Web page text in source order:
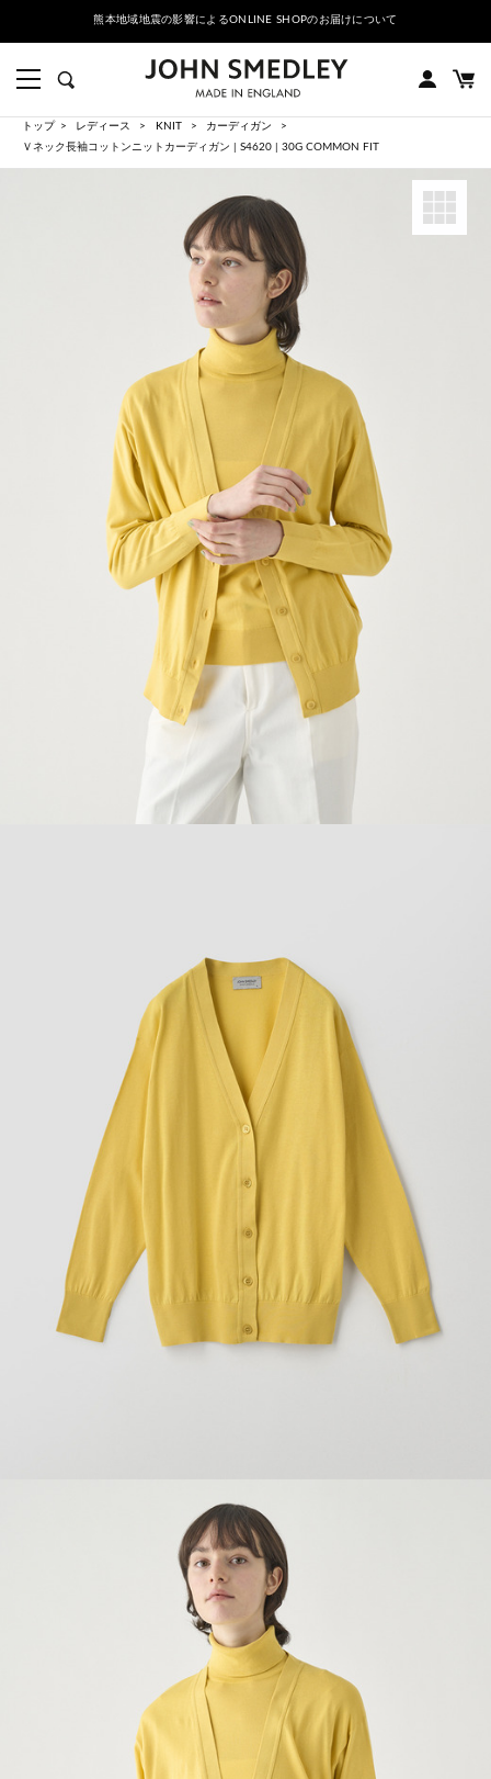
熊本地域地震の影響によるONLINE SHOPのお届けについて
トップ レディース KNIT
カーディガン
Ｖネック長袖コットンニットカーディガン | S4620 | 30G COMMON FIT